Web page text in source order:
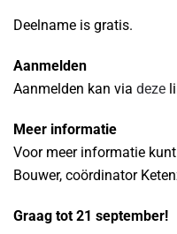
Deelname is gratis.
Aanmelden
Aanmelden kan via deze
Meer informatie
Voor meer informatie
Bouwer, coördinator
Graag tot 21 september!